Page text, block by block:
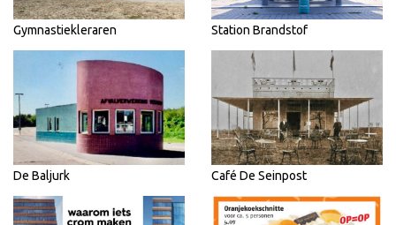
Gymnastiekleraren Station Brandstof
De Baljurk Café De Seinpost